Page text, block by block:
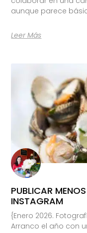
aunque parece
Leer Más
PUBLICAR
INSTAGRAM
{Enero 2026.
Arranco el año con